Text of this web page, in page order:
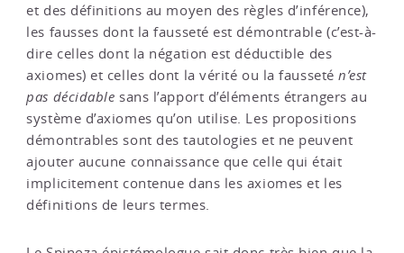
et des définitions au moyen des règles d’inférence),
les fausses dont la fausseté est démontrable (c’est-à-
dire celles dont la négation est déductible des
axiomes) et celles dont la vérité ou la faussetén’est
pas décidable sans l’apport d’éléments étrangers au
système d’axiomes qu’on utilise. Les propositions
démontrables sont des tautologies et ne peuvent
ajouter aucune connaissance que celle qui était
implicitement contenue dans les axiomes et les
définitions de leurs termes.